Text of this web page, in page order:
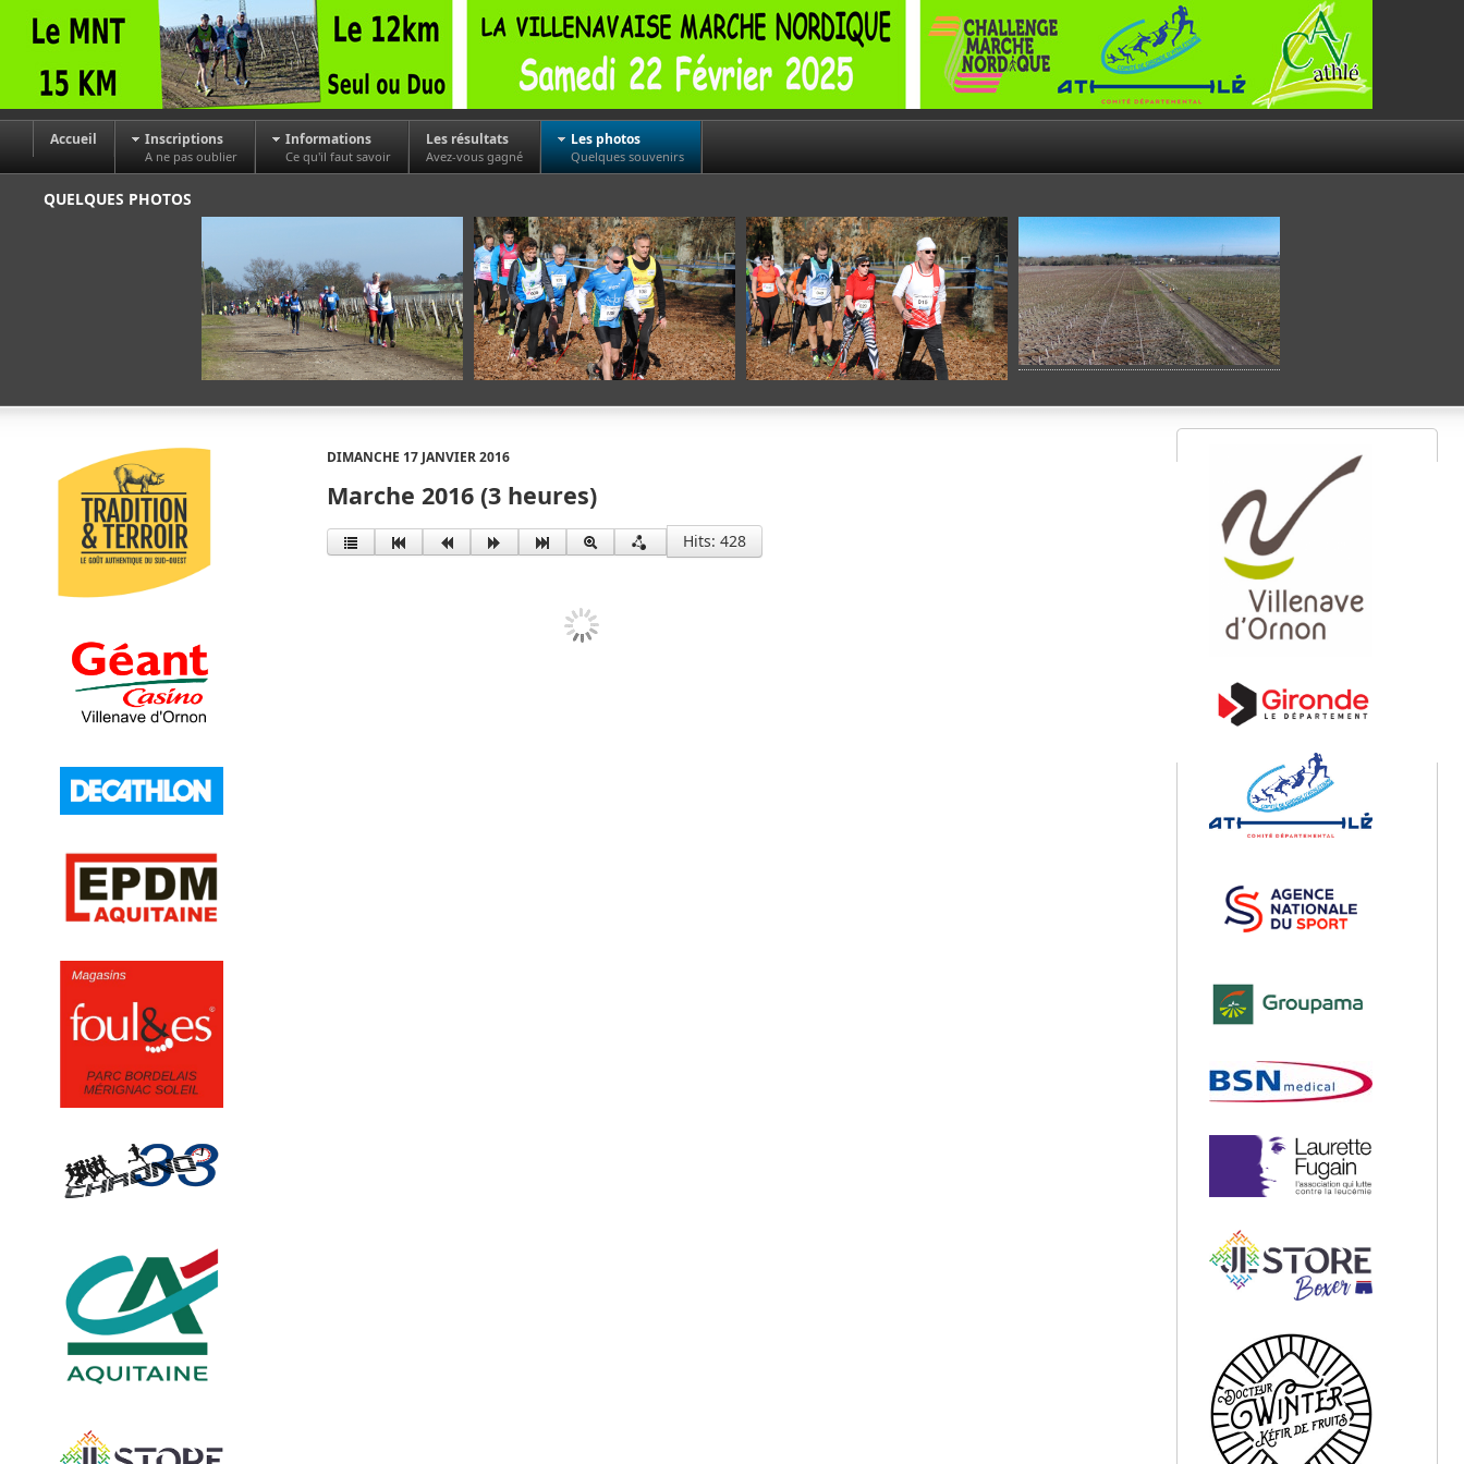
Accueil Inscriptions
A ne pas oublier
Informations
Ce qu'il faut savoir
Les résultats
Avez-vous gagné
Les photos
Quelques souvenirs
QUELQUES PHOTOS
DIMANCHE 17 JANVIER 2016
Marche 2016 (3 heures)
Hits: 428